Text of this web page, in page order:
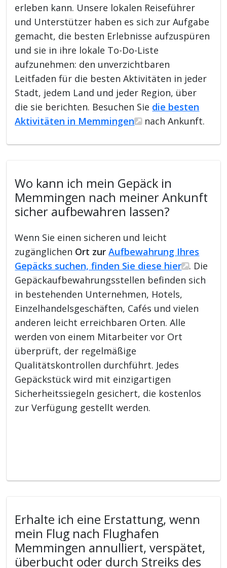
erleben kann. Unsere lokalen Reiseführer
und Unterstützer haben es sich zur Aufgabe
gemacht, die besten Erlebnisse aufzuspüren
und sie in ihre lokale To-Do-Liste
aufzunehmen: den unverzichtbaren
Leitfaden für die besten Aktivitäten in jeder
Stadt, jedem Land und jeder Region, über
die sie berichten. Besuchen Sie die besten
Aktivitäten in Memmingen
nach Ankunft.
Wo kann ich mein Gepäck in
Memmingen nach meiner Ankunft
sicher aufbewahren lassen?
Wenn Sie einen sicheren und leicht
zugänglichen Ort zurAufbewahrung Ihres
Gepäcks suchen, finden Sie diese hier
. Die
Gepäckaufbewahrungsstellen befinden sich
in bestehenden Unternehmen, Hotels,
Einzelhandelsgeschäften, Cafés und vielen
anderen leicht erreichbaren Orten. Alle
werden von einem Mitarbeiter vor Ort
überprüft, der regelmäßige
Qualitätskontrollen durchführt. Jedes
Gepäckstück wird mit einzigartigen
Sicherheitssiegeln gesichert, die kostenlos
zur Verfügung gestellt werden.
Erhalte ich eine Erstattung, wenn
mein Flug nach Flughafen
Memmingen annulliert, verspätet,
überbucht oder durch Streiks des